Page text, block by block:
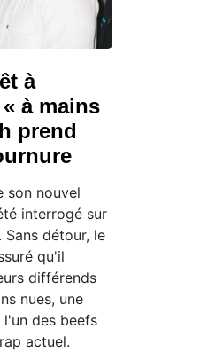
à
à mains
prend
son nouvel
interrogé sur
détour, le
qu'il
différends
nues, une
des beefs
actuel.